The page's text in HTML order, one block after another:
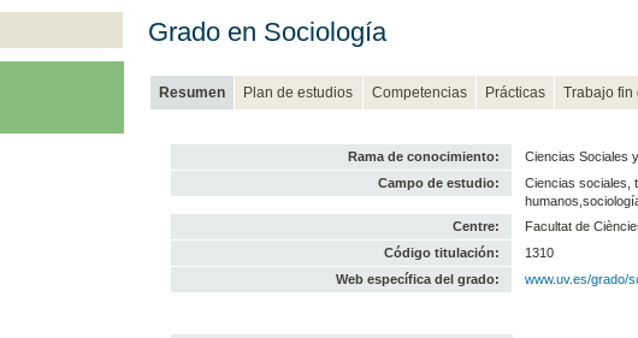
Grado en Sociología
Resumen Plan de estudios Competencias Prácticas Trabajo fin
Rama de conocimiento:
Ciencias Sociales
Campo de estudio:
Ciencias sociales,
Centre:
Facultat de
Código titulación:
1310
Web específica del grado:
www.uv.es/grado/